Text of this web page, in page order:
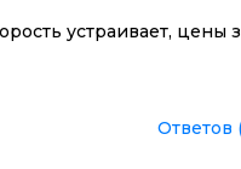
устраивает, цены
Ответов